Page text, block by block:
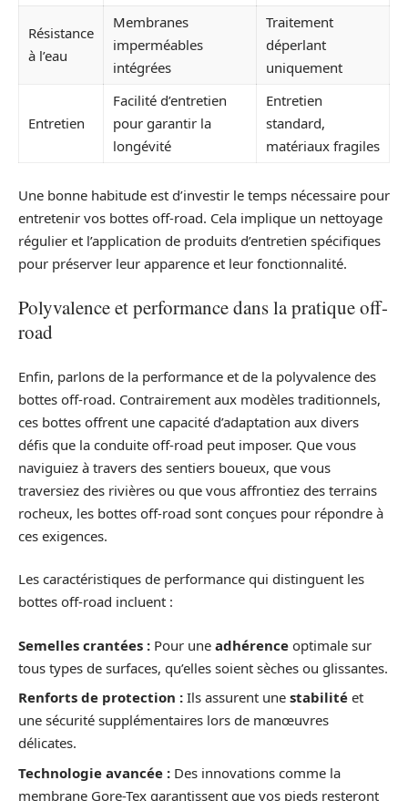
Résistance
à l’eau
Membranes
imperméables
intégrées
Traitement
déperlant
uniquement
Entretien
Facilité d’entretien
pour garantir la
longévité
Entretien
standard,
matériaux fragiles
Une bonne habitude est d’investir le temps nécessaire pour
entretenir vos bottes off-road. Cela implique un nettoyage
régulier et l’application de produits d’entretien spécifiques
pour préserver leur apparence et leur fonctionnalité.
Polyvalence et performance dans la pratique off-
road
Enfin, parlons de la performance et de la polyvalence des
bottes off-road. Contrairement aux modèles traditionnels,
ces bottes offrent une capacité d’adaptation aux divers
défis que la conduite off-road peut imposer. Que vous
naviguiez à travers des sentiers boueux, que vous
traversiez des rivières ou que vous affrontiez des terrains
rocheux, les bottes off-road sont conçues pour répondre à
ces exigences.
Les caractéristiques de performance qui distinguent les
bottes off-road incluent :
Semelles crantées : Pour une adhérence optimale sur
tous types de surfaces, qu’elles soient sèches ou glissantes.
Renforts de protection : Ils assurent une stabilité et
une sécurité supplémentaires lors de manœuvres
délicates.
Technologie avancée : Des innovations comme la
membrane Gore-Tex garantissent que vos pieds resteront